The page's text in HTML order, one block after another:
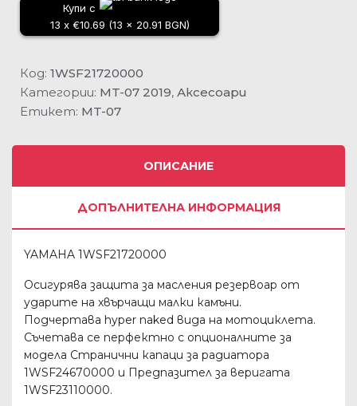
Купи с
13 x €10.69 (13 x 20.91 BGN)
Код: 1WSF21720000
Категории: MT-07 2019, Аксесоари
Етикет: MT-07
ОПИСАНИЕ
ДОПЪЛНИТЕЛНА ИНФОРМАЦИЯ
YAMAHA 1WSF21720000
Осигурява защита за масления резервоар от
ударите на хвърчащи малки камъни.
Подчертава hyper naked вида на мотоциклета.
Съчетава се перфектно с опционалните за
модела Странични капаци за радиатора
1WSF24670000 и Предпазител за веригата
1WSF23110000.